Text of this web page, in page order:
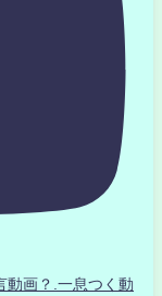
画？.一息つく動